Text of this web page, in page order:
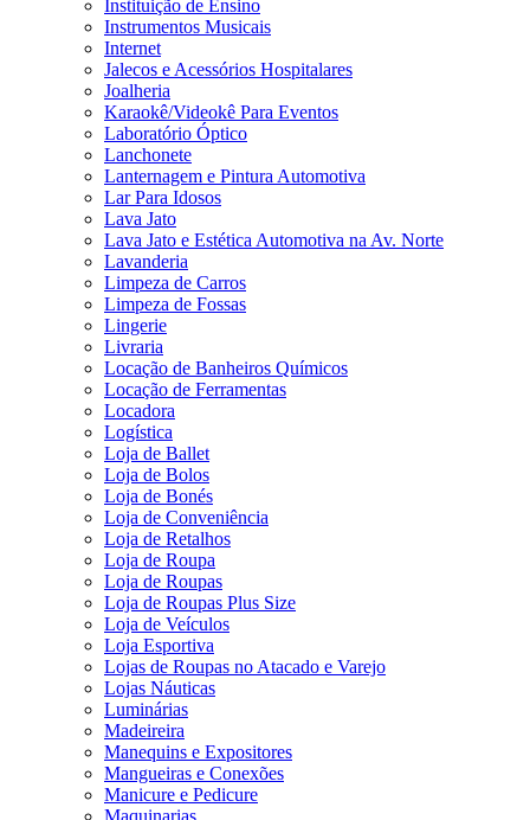
Instituição de Ensino
Instrumentos Musicais
Internet
Jalecos e Acessórios Hospitalares
Joalheria
Karaokê/Videokê Para Eventos
Laboratório Óptico
Lanchonete
Lanternagem e Pintura Automotiva
Lar Para Idosos
Lava Jato
Lava Jato e Estética Automotiva na Av. Norte
Lavanderia
Limpeza de Carros
Limpeza de Fossas
Lingerie
Livraria
Locação de Banheiros Químicos
Locação de Ferramentas
Locadora
Logística
Loja de Ballet
Loja de Bolos
Loja de Bonés
Loja de Conveniência
Loja de Retalhos
Loja de Roupa
Loja de Roupas
Loja de Roupas Plus Size
Loja de Veículos
Loja Esportiva
Lojas de Roupas no Atacado e Varejo
Lojas Náuticas
Luminárias
Madeireira
Manequins e Expositores
Mangueiras e Conexões
Manicure e Pedicure
Maquinarias